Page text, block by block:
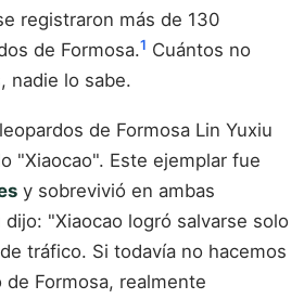
registraron más de 130
de Formosa.1 Cuántos no
nadie lo sabe.
de Formosa Lin Yuxiu
"Xiaocao". Este ejemplar fue
y sobrevivió en ambas
"Xiaocao logró salvarse solo
tráfico. Si todavía no hacemos
de Formosa, realmente